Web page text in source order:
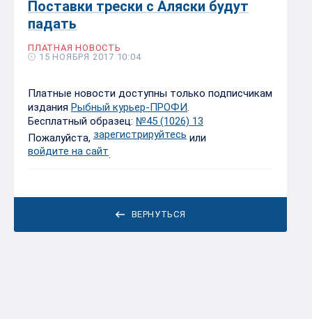
Поставки трески с Аляски будут
падать
ПЛАТНАЯ НОВОСТЬ
15 НОЯБРЯ 2017 10:04
Платные новости доступны только подписчикам
издания Рыбный курьер-ПРОФИ.
Бесплатный образец: №45 (1026) 13
Пожалуйста, зарегистрируйтесь или
войдите на сайт.
ВЕРНУТЬСЯ